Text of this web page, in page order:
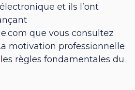
et ils l’ont
que vous consultez
motivation professionnelle
règles fondamentales du